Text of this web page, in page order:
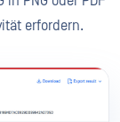
erfordern.